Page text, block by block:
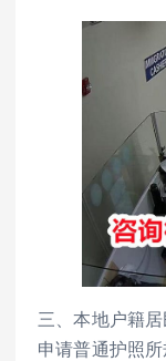
三、本地户籍
申请普通护照